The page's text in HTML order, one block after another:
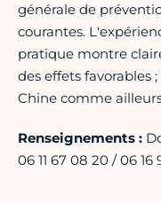
générale de
courantes.
pratique montre
des effets favorables
Chine comme
Renseignements :
06 11 67 08 20 / 06 16